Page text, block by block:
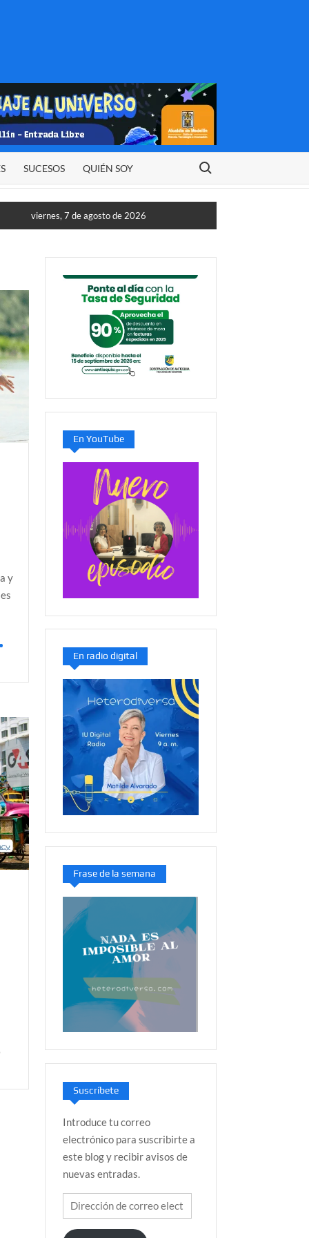
SUCESOS QUIÉN SOY
Buscar:
viernes, 7 de agosto de 2026
y
En YouTube
En radio digital
Frase de la semana
Suscríbete
Introduce tu correo
electrónico para suscribirte a
este blog y recibir avisos de
nuevas entradas.
Dirección
de
correo